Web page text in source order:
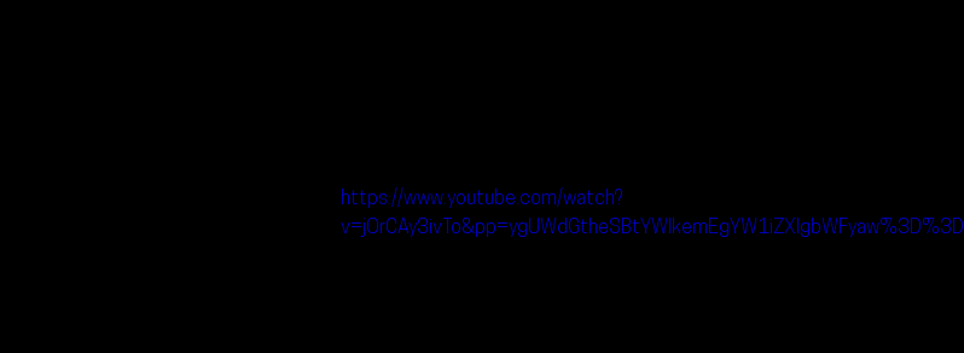
https://www.youtube.com/watch?
v=jOrCAy3ivTo&pp=ygUWdGtheSBtYWlkemEgYW1iZXIgbWFyaw%3D%3D